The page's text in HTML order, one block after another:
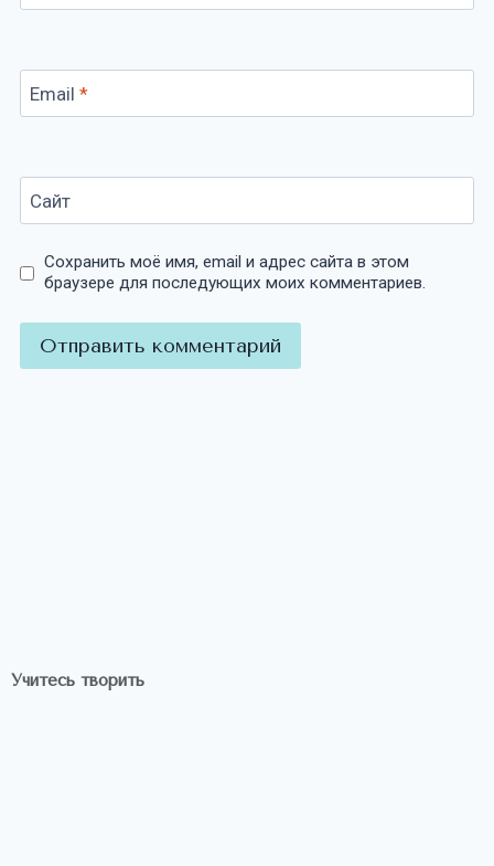
Email *
Сайт
Сохранить моё имя, email и адрес сайта в этом
браузере для последующих моих комментариев.
Учитесь творить